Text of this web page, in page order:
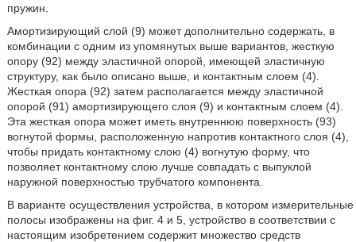
пружин.
Амортизирующий слой (9) может дополнительно содержать, в
комбинации с одним из упомянутых выше вариантов, жесткую
опору (92) между эластичной опорой, имеющей эластичную
структуру, как было описано выше, и контактным слоем (4).
Жесткая опора (92) затем располагается между эластичной
опорой (91) амортизирующего слоя (9) и контактным слоем (4).
Эта жесткая опора может иметь внутреннюю поверхность (93)
вогнутой формы, расположенную напротив контактного слоя (4),
чтобы придать контактному слою (4) вогнутую форму, что
позволяет контактному слою лучше совпадать с выпуклой
наружной поверхностью трубчатого компонента.
В варианте осуществления устройства, в котором измерительные
полосы изображены на фиг. 4 и 5, устройство в соответствии с
настоящим изобретением содержит множество средств